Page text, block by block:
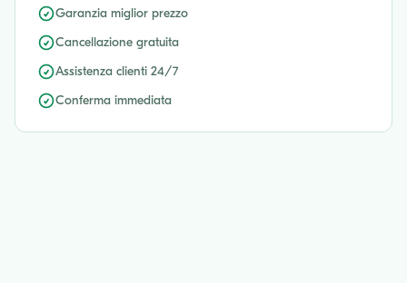
Garanzia miglior prezzo
Cancellazione gratuita
Assistenza clienti 24/7
Conferma immediata